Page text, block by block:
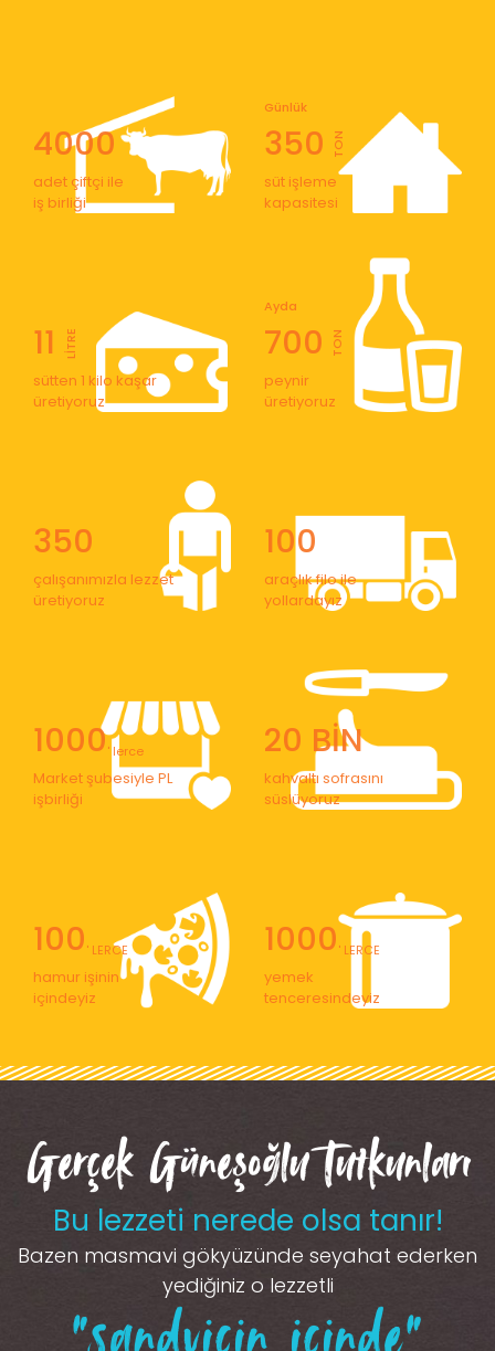
4000
adet çiftçi ile
iş birliği
350
Günlük
TON
süt işleme
kapasitesi
11 LİTRE
sütten 1 kilo kaşar
üretiyoruz
700
Ayda
TON
peynir
üretiyoruz
350
çalışanımızla lezzet
üretiyoruz
100
araçlık filo ile
yollardayız
1000' lerce
Market şubesiyle PL
işbirliği
20 BİN
kahvaltı sofrasını
süslüyoruz
100' LERCE
hamur işinin
içindeyiz
1000' LERCE
yemek
tenceresindeyiz
Gerçek Güneşoğlu Tutkunları
Bu lezzeti nerede olsa tanır!
Bazen masmavi gökyüzünde seyahat ederken
yediğiniz o lezzetli